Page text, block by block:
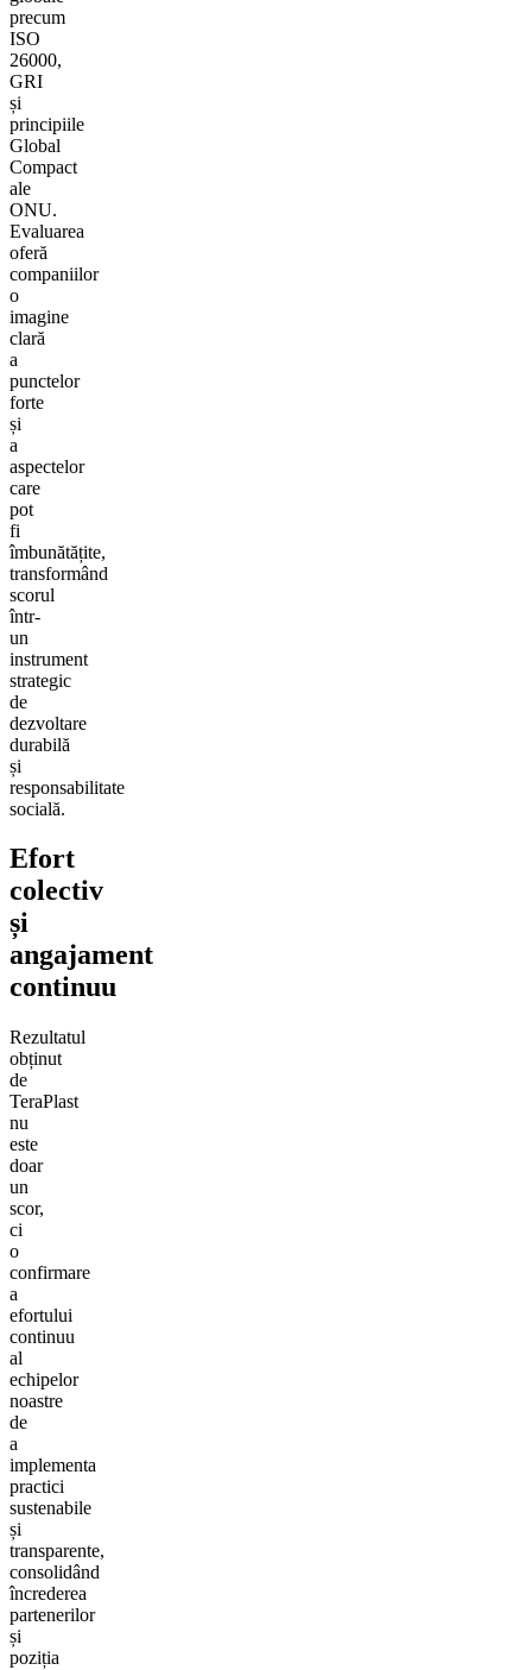
precum
ISO
26000,
GRI
și
principiile
Global
Compact
ale
ONU.
Evaluarea
oferă
companiilor
o
imagine
clară
a
punctelor
forte
și
a
aspectelor
care
pot
fi
îmbunătățite,
transformând
scorul
într-
un
instrument
strategic
de
dezvoltare
durabilă
și
responsabilitate
socială.
Efort
colectiv
și
angajament
continuu
Rezultatul
obținut
de
TeraPlast
nu
este
doar
un
scor,
ci
o
confirmare
a
efortului
continuu
al
echipelor
noastre
de
a
implementa
practici
sustenabile
și
transparente,
consolidând
încrederea
partenerilor
și
poziția